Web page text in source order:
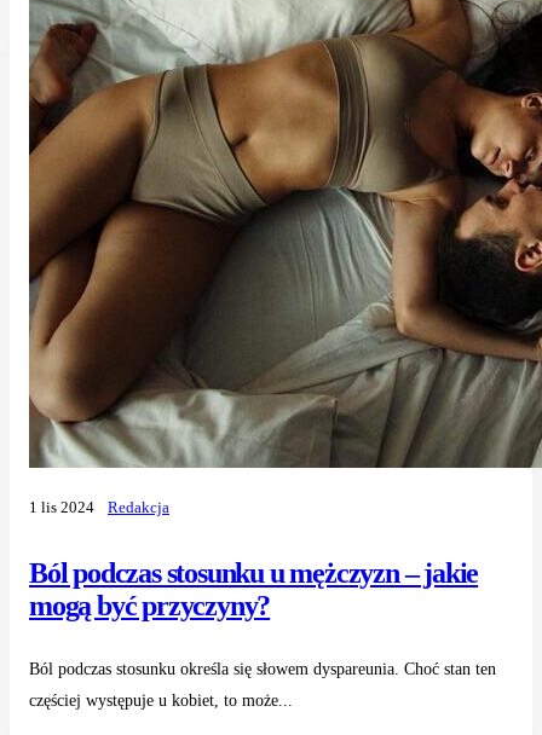
Ból podczas stosunku u mężczyzn – jakie
mogą być przyczyny?
1 lis 2024 Redakcja
Ból podczas stosunku określa się słowem dyspareunia. Choć stan ten
częściej występuje u kobiet, to może...